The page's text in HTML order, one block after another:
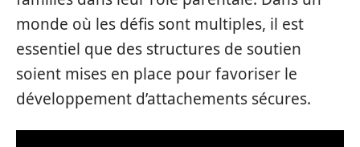
monde où les défis sont multiples, il est
essentiel que des structures de soutien
soient mises en place pour favoriser le
développement d’attachements sécures.